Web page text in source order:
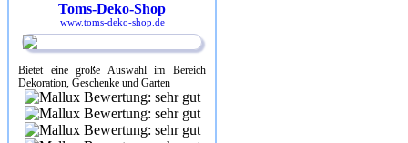
Toms-Deko-Shop
www.toms-deko-shop.de
Bietet eine große Auswahl im Bereich
Dekoration, Geschenke und Garten